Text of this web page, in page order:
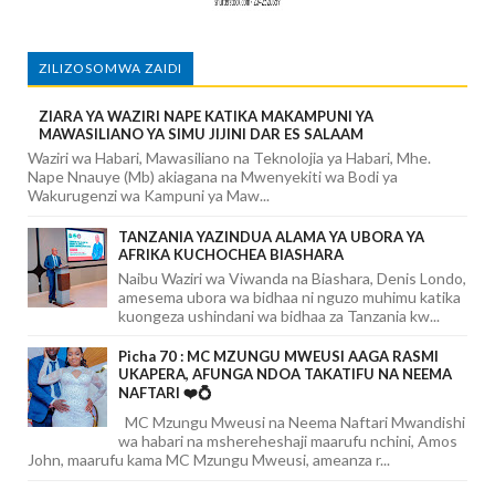
ZILIZOSOMWA ZAIDI
ZIARA YA WAZIRI NAPE KATIKA MAKAMPUNI YA
MAWASILIANO YA SIMU JIJINI DAR ES SALAAM
Waziri wa Habari, Mawasiliano na Teknolojia ya Habari, Mhe.
Nape Nnauye (Mb) akiagana na Mwenyekiti wa Bodi ya
Wakurugenzi wa Kampuni ya Maw...
TANZANIA YAZINDUA ALAMA YA UBORA YA
AFRIKA KUCHOCHEA BIASHARA
Naibu Waziri wa Viwanda na Biashara, Denis Londo,
amesema ubora wa bidhaa ni nguzo muhimu katika
kuongeza ushindani wa bidhaa za Tanzania kw...
Picha 70 : MC MZUNGU MWEUSI AAGA RASMI
UKAPERA, AFUNGA NDOA TAKATIFU NA NEEMA
NAFTARI ❤️💍
MC Mzungu Mweusi na Neema Naftari Mwandishi
wa habari na mshereheshaji maarufu nchini, Amos
John, maarufu kama MC Mzungu Mweusi, ameanza r...